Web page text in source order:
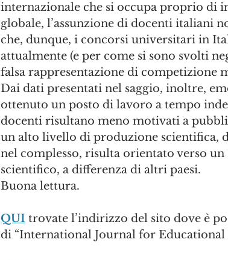
internazionale che si occupa proprio di
globale, l’assunzione di docenti italiani
che, dunque, i concorsi universitari in
attualmente (e per come si sono svolti
falsa rappresentazione di competizione
Dai dati presentati nel saggio, inoltre,
ottenuto un posto di lavoro a tempo
docenti risultano meno motivati a
un alto livello di produzione scientifica,
nel complesso, risulta orientato verso
scientifico, a differenza di altri paesi.
Buona lettura.
QUI trovate l’indirizzo del sito dove è
di “International Journal for